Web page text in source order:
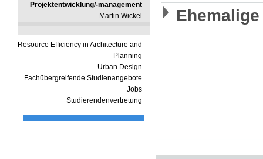
Projektentwicklung/-management
Martin Wickel
Resource Efficiency in Architecture and
Planning
Urban Design
Fachübergreifende Studienangebote
Jobs
Studierendenvertretung